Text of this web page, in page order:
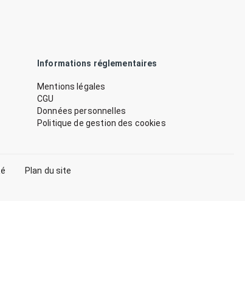
Informations réglementaires
Mentions légales
CGU
Données personnelles
Politique de gestion des cookies
Plan du site